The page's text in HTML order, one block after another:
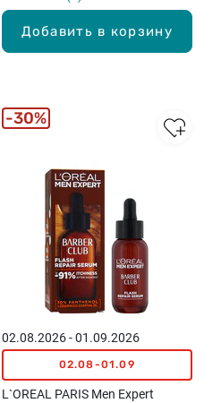
Добавить в корзину
02.08.2026 - 01.09.2026
02.08-01.09
L`OREAL PARIS Men Expert
30%